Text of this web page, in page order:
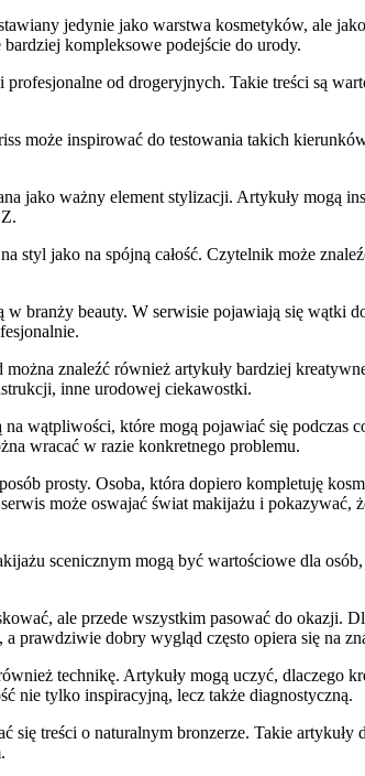
jedynie jako warstwa kosmetyków, ale
kompleksowe podejście do urody.
od drogeryjnych. Takie treści są
może inspirować do testowania takich
jako ważny element stylizacji. Artykuły mogą
styl jako na spójną całość. Czytelnik może
branży beauty. W serwisie pojawiają się wątki
znaleźć również artykuły bardziej
inne urodowej ciekawostki.
wątpliwości, które mogą pojawiać się podczas
wracać w razie konkretnego problemu.
prosty. Osoba, która dopiero kompletuję
może oswajać świat makijażu i pokazywać,
scenicznym mogą być wartościowe dla
ale przede wszystkim pasować do okazji.
prawdziwie dobry wygląd często opiera się na
technikę. Artykuły mogą uczyć, dlaczego
nie tylko inspiracyjną, lecz także diagnostyczną.
treści o naturalnym bronzerze. Takie artykuły